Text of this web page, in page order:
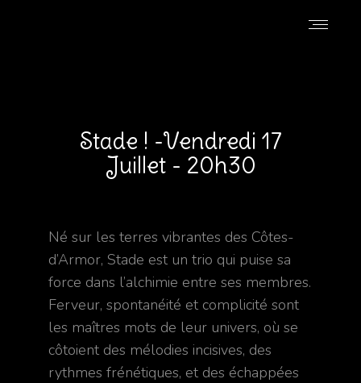
Stade ! -vendredi 17
Juillet - 20h30
Né sur les terres vibrantes des Côtes-
d’Armor, Stade est un trio qui puise sa
force dans l’alchimie entre ses membres.
Ferveur, spontanéité et complicité sont
les maîtres mots de leur univers, où se
côtoient des mélodies incisives, des
rythmes frénétiques, et des échappées